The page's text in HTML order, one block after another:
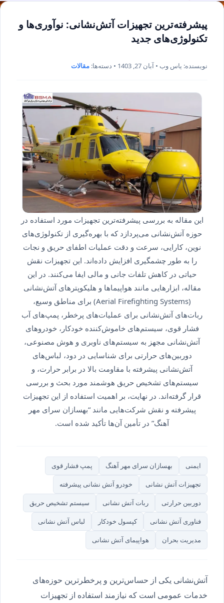
پیشرفته‌ترین تجهیزات آتش‌نشانی: نوآوری‌ها و
تکنولوژی‌های جدید
نویسنده: یاس وب • آبان 27, 1403 • دسته‌ها: مقالات
این مقاله به بررسی پیشرفته‌ترین تجهیزات مورد استفاده در
حوزه آتش‌نشانی می‌پردازد که با بهره‌گیری از تکنولوژی‌های
نوین، کارایی، سرعت و دقت عملیات اطفای حریق و نجات
را به طور چشمگیری افزایش داده‌اند. این تجهیزات نقش
حیاتی در کاهش تلفات جانی و مالی ایفا می‌کنند. در این
مقاله، ابزارهایی مانند هواپیماها و هلیکوپترهای آتش‌نشانی
(Aerial Firefighting Systems) برای مناطق وسیع،
ربات‌های آتش‌نشانی برای عملیات‌های پرخطر، پمپ‌های آب
فشار قوی، سیستم‌های خاموش‌کننده خودکار، خودروهای
آتش‌نشانی مجهز به سیستم‌های ناوبری و هوش مصنوعی،
دوربین‌های حرارتی برای شناسایی در دود، لباس‌های
آتش‌نشانی پیشرفته با مقاومت بالا در برابر حرارت، و
سیستم‌های تشخیص حریق هوشمند مورد بحث و بررسی
قرار گرفته‌اند. در نهایت، بر اهمیت استفاده از این تجهیزات
پیشرفته و نقش شرکت‌هایی مانند “بهسازان سرای مهر
آهنگ” در تأمین آن‌ها تأکید شده است.
ایمنی بهسازان سرای مهر آهنگ پمپ فشار قوی
تجهیزات آتش نشانی خودرو آتش نشانی پیشرفته
دوربین حرارتی ربات آتش نشانی سیستم تشخیص حریق
فناوری آتش نشانی کپسول خودکار لباس آتش نشانی
مدیریت بحران هواپیمای آتش نشانی
آتش‌نشانی یکی از حساس‌ترین و پرخطرترین حوزه‌های
خدمات عمومی است که نیازمند استفاده از تجهیزات